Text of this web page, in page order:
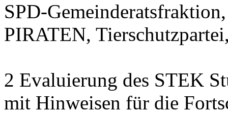
SPD-
PIRATEN,
2 Evaluierung des STEK
mit Hinweisen für die